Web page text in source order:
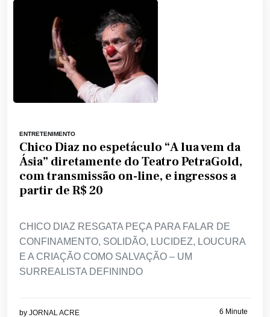
ENTRETENIMENTO
Chico Diaz no espetáculo “A lua vem da
Ásia” diretamente do Teatro PetraGold,
com transmissão on-line, e ingressos a
partir de R$ 20
CHICO DIAZ RESGATA PEÇA PARA FALAR DE
CONFINAMENTO, SOLIDÃO, LUCIDEZ, LOUCURA
E A CRIAÇÃO COMO SALVAÇÃO – UM
SURREALISTA DEFININDO
by JORNAL ACRE 6 Minute